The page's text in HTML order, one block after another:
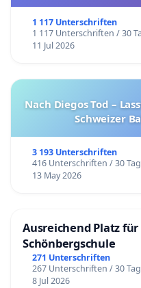
1 117 Unterschriften
1 117 Unterschriften / 30
11 Jul 2026
Nach Diegos Tod –
Schweizer
3 193 Unterschriften
416 Unterschriften / 30
13 May 2026
Ausreichend Platz
Schönbergschule
271 Unterschriften
267 Unterschriften / 30
8 Jul 2026